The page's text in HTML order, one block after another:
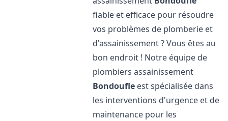
fiable et efficace pour résoudre
vos problèmes de plomberie et
d'assainissement ? Vous êtes au
bon endroit ! Notre équipe de
plombiers assainissement
Bondoufle est spécialisée dans
les interventions d'urgence et de
maintenance pour les